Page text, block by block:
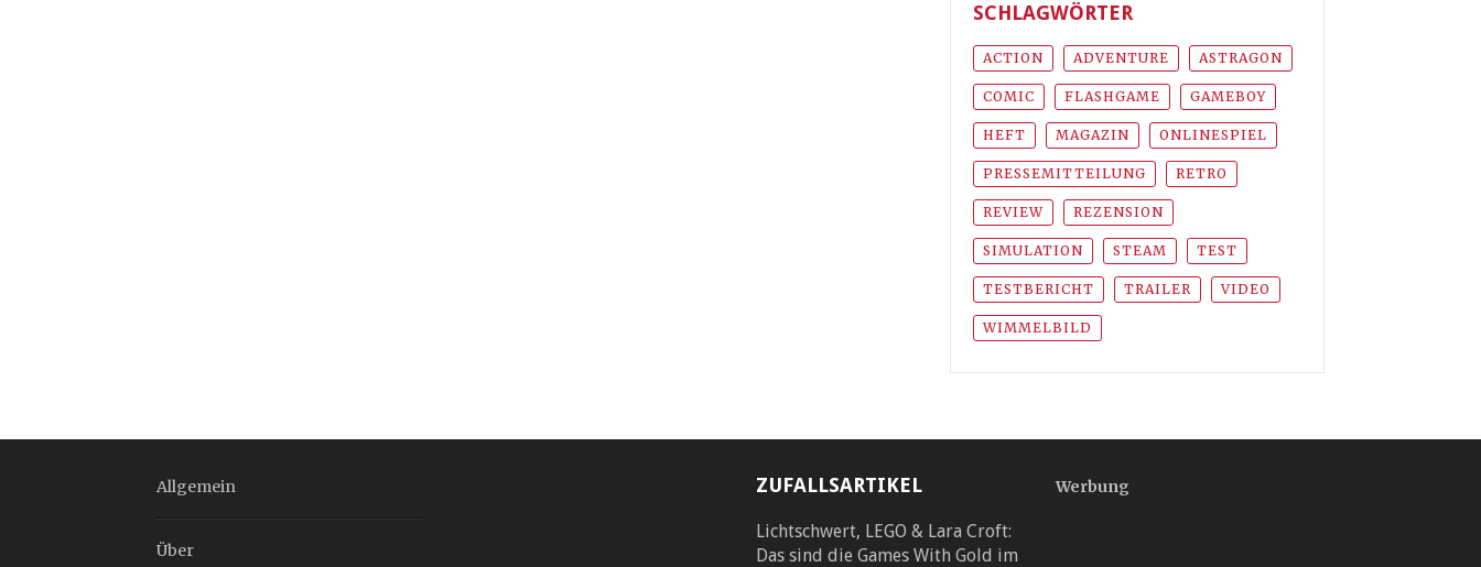
SCHLAGWÖRTER
ACTION ADVENTURE ASTRAGON
COMIC FLASHGAME GAMEBOY
HEFT MAGAZIN ONLINESPIEL
PRESSEMITTEILUNG RETRO
REVIEW REZENSION
SIMULATION STEAM TEST
TESTBERICHT TRAILER VIDEO
WIMMELBILD
Allgemein
Über
ZUFALLSARTIKEL
Lichtschwert, LEGO & Lara Croft:
Das sind die Games With Gold im
Werbung